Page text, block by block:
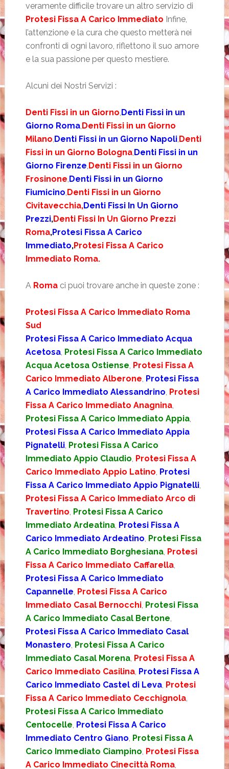
veramente difficile trovare un altro servizio di
Protesi Fissa A Carico Immediato Infine,
l’attenzione e la cura che questo metterà nei
confronti di ogni lavoro, riflettono il suo amore
e la sua passione per questo mestiere.
Alcuni dei Nostri Servizi :
Denti Fissi in un Giorno Denti Fissi in un
Giorno Roma, Denti Fissi in un Giorno
Milano Denti Fissi in un Giorno Napoli, Denti
Fissi in un Giorno Bologna, Denti Fissi in un
Giorno Firenze Denti Fissi in un Giorno
Frosinone Denti Fissi in un Giorno
Fiumicino Denti Fissi in un Giorno
Civitavecchia,Denti Fissi In Un Giorno
Prezzi,Denti Fissi In Un Giorno Prezzi
Roma,Protesi Fissa A Carico
Immediato,Protesi Fissa A Carico
Immediato Roma.
A Romaci puoi trovare anche in queste zone :
Protesi Fissa A Carico Immediato Roma
Sud
Protesi Fissa A Carico Immediato Acqua
Acetosa, Protesi Fissa A Carico Immediato
Acqua Acetosa Ostiense Protesi Fissa A
Carico Immediato Alberone Protesi Fissa
A Carico Immediato Alessandrino Protesi
Fissa A Carico Immediato Anagnina,
Protesi Fissa A Carico Immediato Appia,
Protesi Fissa A Carico Immediato Appia
Pignatelli, Protesi Fissa A Carico
Immediato Appio Claudio Protesi Fissa A
Carico Immediato Appio Latino Protesi
Fissa A Carico Immediato Appio Pignatelli,
Protesi Fissa A Carico Immediato Arco di
Travertino Protesi Fissa A Carico
Immediato Ardeatina, Protesi Fissa A
Carico Immediato Ardeatino Protesi Fissa
A Carico Immediato Borghesiana, Protesi
Fissa A Carico Immediato Caffarella,
Protesi Fissa A Carico Immediato
Capannelle Protesi Fissa A Carico
Immediato Casal Bernocchi, Protesi Fissa
A Carico Immediato Casal Bertone
Protesi Fissa A Carico Immediato Casal
Monastero Protesi Fissa A Carico
Immediato Casal Morena, Protesi Fissa A
Carico Immediato Casilina, Protesi Fissa A
Carico Immediato Castel di Leva, Protesi
Fissa A Carico Immediato Cecchignola,
Protesi Fissa A Carico Immediato
Centocelle Protesi Fissa A Carico
Immediato Centro Giano Protesi Fissa A
Carico Immediato Ciampino Protesi Fissa
A Carico Immediato Cinecittà Roma,